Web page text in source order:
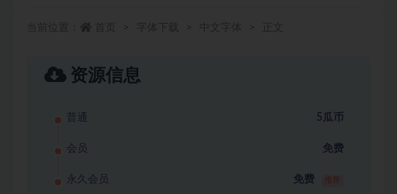
资源信息
普通 5瓜币
会员 免费
永久会员 免费